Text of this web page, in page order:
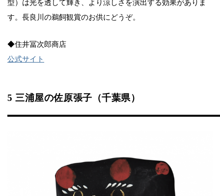
型）は光を透して輝き、より涼しさを演出する効果がありま
す。長良川の鵜飼観賞のお供にどうぞ。
◆住井冨次郎商店
公式サイト
5 三浦屋の佐原張子（千葉県）